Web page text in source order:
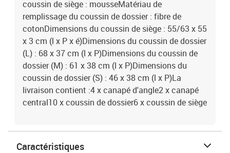
coussin de siège : mousseMatériau de
remplissage du coussin de dossier : fibre de
cotonDimensions du coussin de siège : 55/63 x 55
x 3 cm (l x P x é)Dimensions du coussin de dossier
(L) : 68 x 37 cm (l x P)Dimensions du coussin de
dossier (M) : 61 x 38 cm (l x P)Dimensions du
coussin de dossier (S) : 46 x 38 cm (l x P)La
livraison contient :4 x canapé d'angle2 x canapé
central10 x coussin de dossier6 x coussin de siège
Caractéristiques